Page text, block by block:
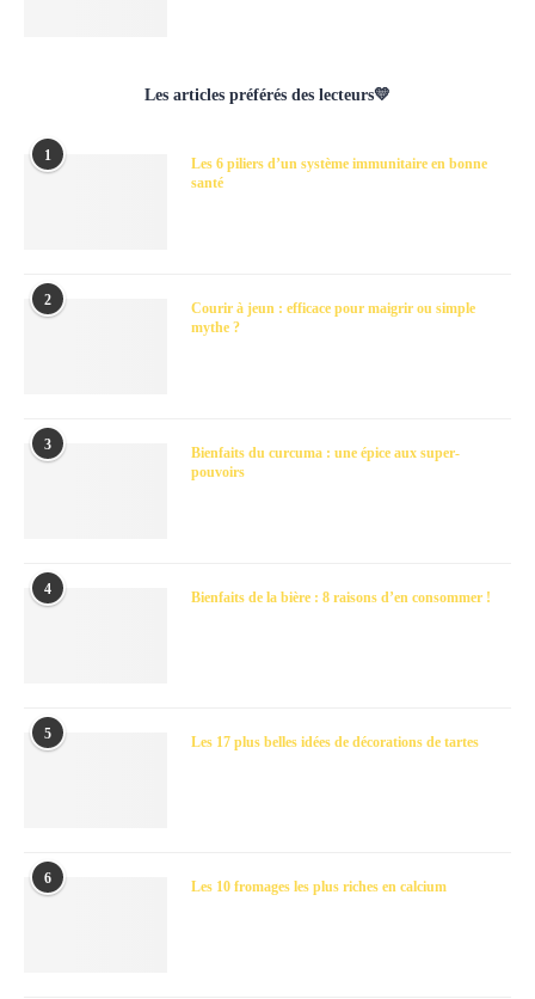
Les articles préférés des lecteurs💛
1
Les 6 piliers d’un système immunitaire en bonne
santé
2
Courir à jeun : efficace pour maigrir ou simple
mythe ?
3
Bienfaits du curcuma : une épice aux super-
pouvoirs
4 Bienfaits de la bière : 8 raisons d’en consommer !
5 Les 17 plus belles idées de décorations de tartes
6 Les 10 fromages les plus riches en calcium